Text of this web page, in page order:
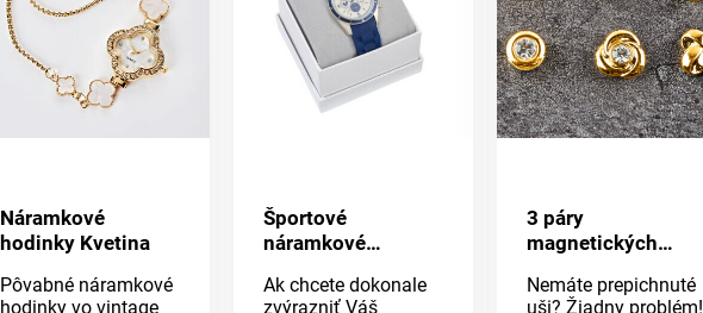
Náramkové
hodinky Kvetina
Pôvabné náramkové
hodinky vo vintage
Športové
náramkové
Ak chcete dokonale
zvýrazniť Váš
3 páry
magnetických
Nemáte prepichnuté
uši? Žiadny problém!